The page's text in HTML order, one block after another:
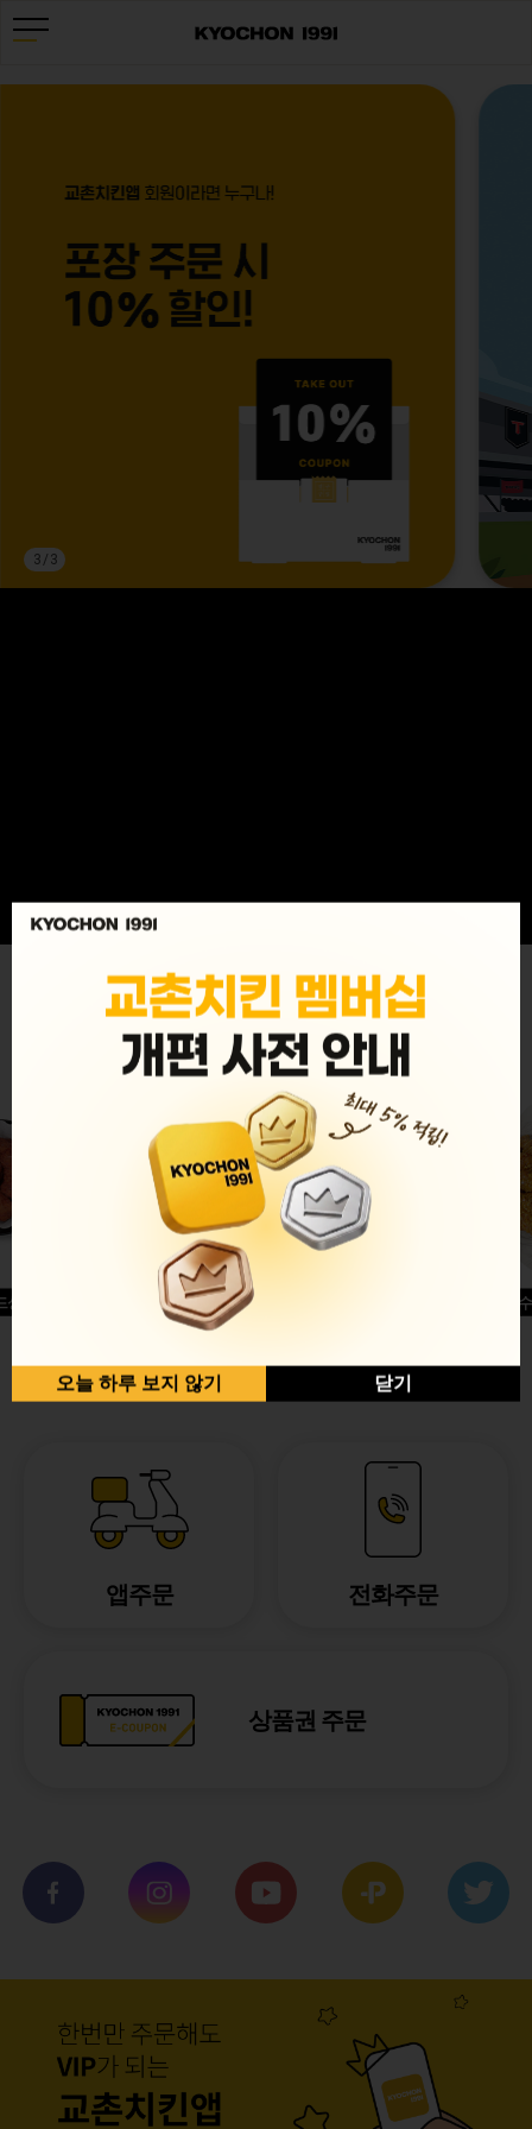
3/ 3
MENU
글윙
반반순살[레드+허니]
허니옥
앱주문 전화주문
상품권 주문
오늘 하루 보지 않기 닫기